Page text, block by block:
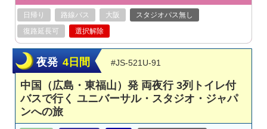
日帰り 路線バス 大阪
スタジオパス無し
復路延長可
選択解除
夜発 4日間 #JS-521U-91
中国（広島・東福山）発 両夜行 3列トイレ付
バスで行く ユニバーサル・スタジオ・ジャパ
ンへの旅